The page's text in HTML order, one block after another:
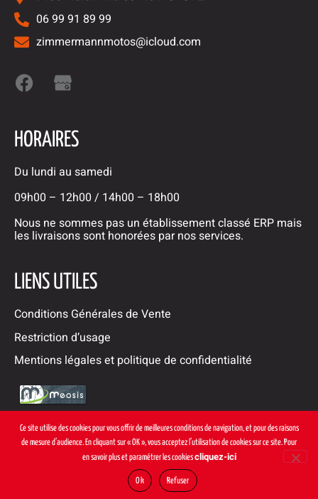
06 99 91 89 99
zimmermannmotos@icloud.com
HORAIRES
Du lundi au samedi
09h00 – 12h00 / 14h00 – 18h00
Nous ne sommes pas un établissement classé ERP mais
les livraisons sont honorées par nos services.
LIENS UTILES
Conditions Générales de Vente
Restriction d’usage
Mentions légales et politique de confidentialité
Ce site utilise des cookies pour vous offrir de meilleures conditions de navigation, et pour des raisons
de mesure d’audience. En cliquant sur « OK », vous acceptez l’utilisation de cookies sur ce site. Pour
en savoir plus et paramétrer les cookiescliquez-ici
Ok Refuser